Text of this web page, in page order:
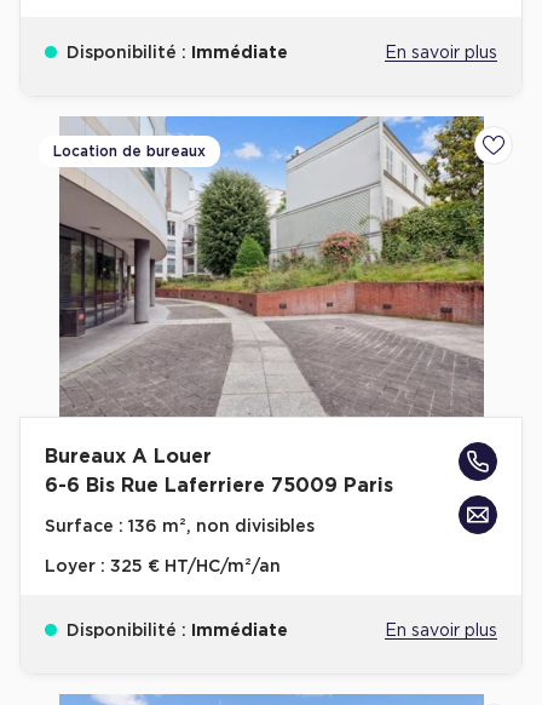
Disponibilité : Immédiate En savoir plus
Location de bureaux
Bureaux A Louer
6-6 Bis Rue Laferriere 75009 Paris
Surface : 136 m², non divisibles
Loyer : 325 € HT/HC/m²/an
Disponibilité : Immédiate En savoir plus